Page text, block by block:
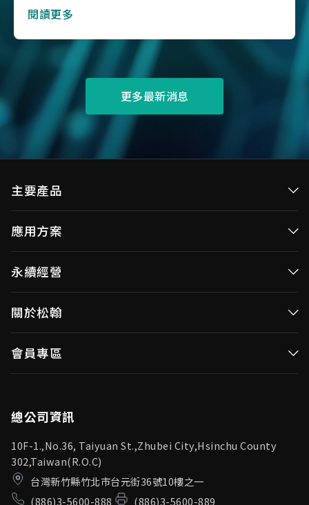
閱讀更多
更多最新消息
主要產品
視訊/影像控制器
無線視頻傳輸
OID產品(Optical ID)
應用方案
視訊／影像控制器
無線視頻傳輸
永續經營
投資人專區
利害關係人
關於松翰
會員專區
總公司資訊
10F-1.,No.36, Taiyuan St.,Zhubei City,Hsinchu County
302,Taiwan(R.O.C)
台灣新竹縣竹北市台元街36號10樓之一
(886)3-5600-888
(886)3-5600-889